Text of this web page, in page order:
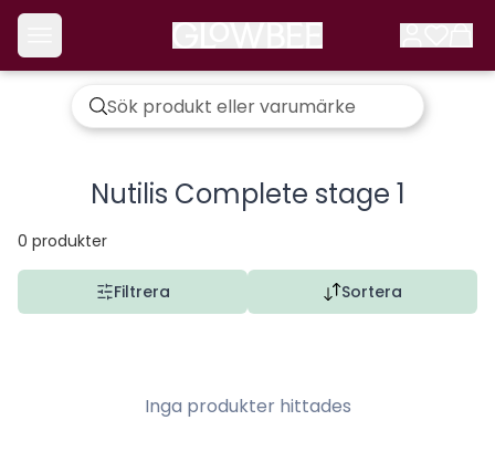
Nutilis Complete stage 1
0 produkter
Filtrera Sortera
Inga produkter hittades